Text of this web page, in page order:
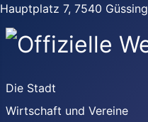
Hauptplatz 7, 7540 Güssing
Die Stadt
Wirtschaft und Vereine